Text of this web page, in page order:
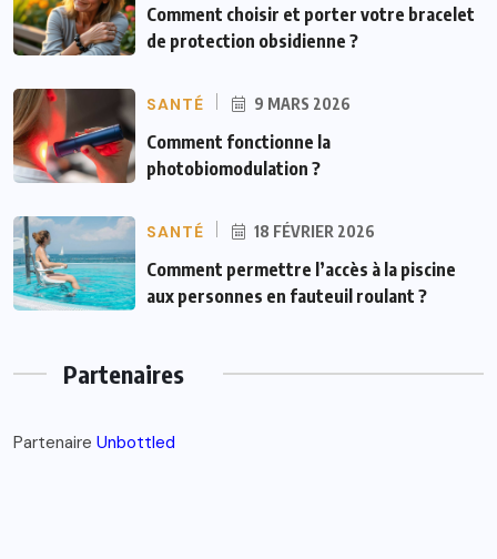
Comment choisir et porter votre bracelet
de protection obsidienne ?
SANTÉ 9 MARS 2026
Comment fonctionne la
photobiomodulation ?
SANTÉ 18 FÉVRIER 2026
Comment permettre l’accès à la piscine
aux personnes en fauteuil roulant ?
Partenaires
Partenaire Unbottled